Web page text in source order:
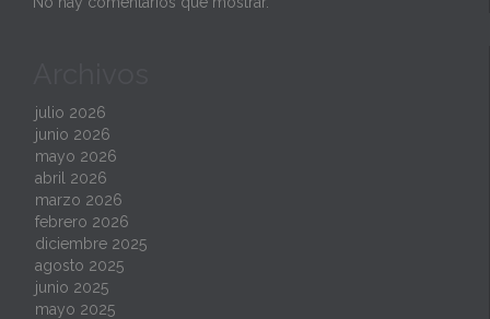
julio 2026
junio 2026
mayo 2026
abril 2026
marzo 2026
febrero 2026
diciembre 2025
agosto 2025
junio 2025
mayo 2025